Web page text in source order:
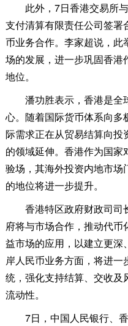
此外，7日香港交易所与
支付清算有限责任公司签署
币业务合作。李家超说，
场的发展，进一步巩固香港
地位。
潘功胜表示，香港是全
心。随着国际货币体系向多
际需求正在从贸易结算向投
的领域延伸。香港作为国家
验场，其海外投资内地市场
的地位将进一步提升。
香港特区政府财政司司
府将与市场合作，推动代
益市场的应用，以建立更
岸人民币业务方面，将进
统，强化支持结算、交收及
流动性。
7日，中国人民银行、香